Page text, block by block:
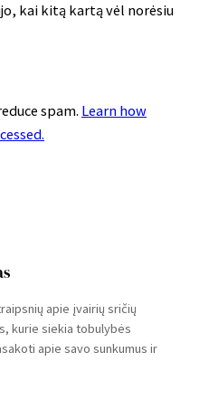
kai kitą kartą vėl norėsiu
spam. Learn how
apie įvairių sričių
kurie siekia tobulybės
apie savo sunkumus ir